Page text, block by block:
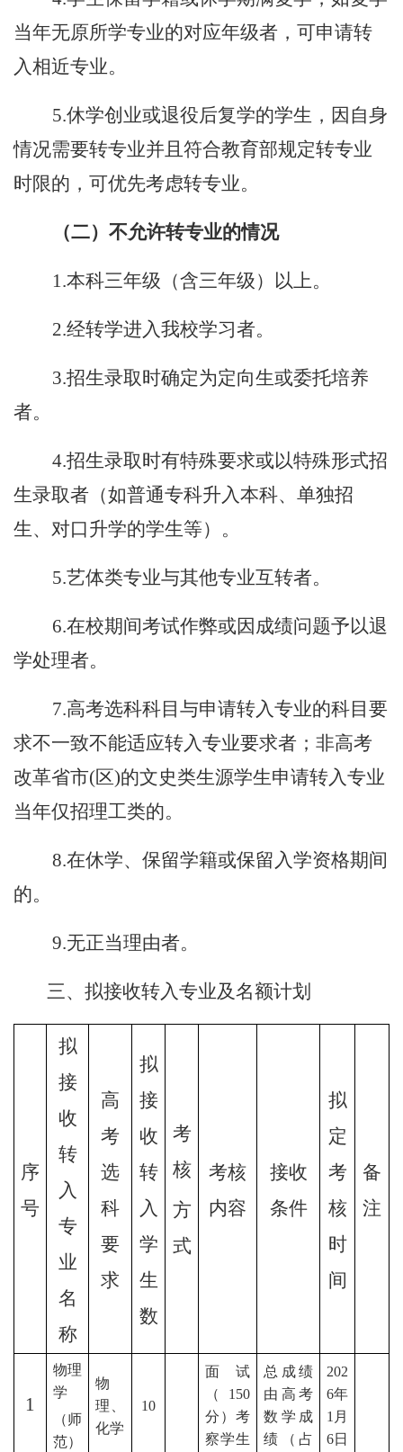
当年无原所学专业的对应年级者，可申请转
入相近专业。
5.休学创业或退役后复学的学生，因自身
情况需要转专业并且符合教育部规定转专业
时限的，可优先考虑转专业。
（二）不允许转专业的情况
1.本科三年级（含三年级）以上。
2.经转学进入我校学习者。
3.招生录取时确定为定向生或委托培养
者。
4.招生录取时有特殊要求或以特殊形式招
生录取者（如普通专科升入本科、单独招
生、对口升学的学生等）。
5.艺体类专业与其他专业互转者。
6.在校期间考试作弊或因成绩问题予以退
学处理者。
7.高考选科科目与申请转入专业的科目要
求不一致不能适应转入专业要求者；非高考
改革省市(区)的文史类生源学生申请转入专业
当年仅招理工类的。
8.在休学、保留学籍或保留入学资格期间
的。
9.无正当理由者。
三、拟接收转入专业及名额计划
序
号
拟
接
收
转
入
专
业
名
称
高
考
选
科
要
求
拟
接
收
转
入
学
生
数
考
核
方
式
考核
内容
接收
条件
拟
定
考
核
时
间
备
注
1
物理
学
（师
范）
物
理、
化学
10
面试
（ 150
分）考
察学生
总成绩
由高考
数学成
绩（占
202
6年
1月
6日